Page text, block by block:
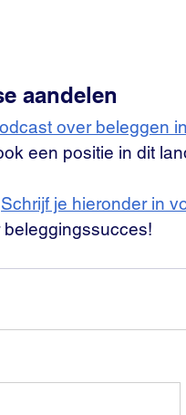
aandelen
over beleggen
een positie in dit
Schrijf je hieronder in